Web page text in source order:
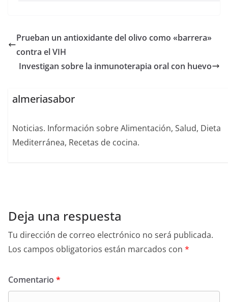
Prueban un antioxidante del olivo como «barrera»
contra el VIH
Investigan sobre la inmunoterapia oral con huevo
almeriasabor
Noticias. Información sobre Alimentación, Salud, Dieta
Mediterránea, Recetas de cocina.
Deja una respuesta
Tu dirección de correo electrónico no será publicada.
Los campos obligatorios están marcados con *
Comentario *